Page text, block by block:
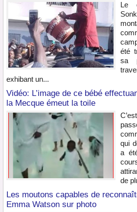
Le
été
sa
exhibant un...
Vidéo: L’image de ce bébé
la Mecque émeut la toile
qui
a
de
Les moutons capables de
Emma Watson sur photo